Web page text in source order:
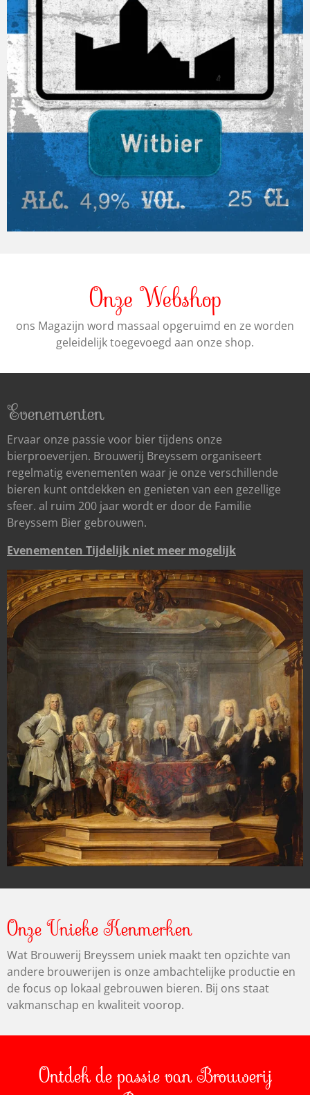
Onze Webshop
ons Magazijn word massaal opgeruimd en ze worden
geleidelijk toegevoegd aan onze shop.
Evenementen
Ervaar onze passie voor bier tijdens onze
bierproeverijen. Brouwerij Breyssem organiseert
regelmatig evenementen waar je onze verschillende
bieren kunt ontdekken en genieten van een gezellige
sfeer. al ruim 200 jaar wordt er door de Familie
Breyssem Bier gebrouwen.
Evenementen Tijdelijk niet meer mogelijk
Onze Unieke Kenmerken
Wat Brouwerij Breyssem uniek maakt ten opzichte van
andere brouwerijen is onze ambachtelijke productie en
de focus op lokaal gebrouwen bieren. Bij ons staat
vakmanschap en kwaliteit voorop.
Ontdek de passie van Brouwerij